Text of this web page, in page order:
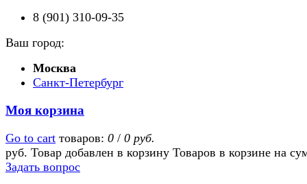
8 (901) 310-09-35
Ваш город:
Москва
Санкт-Петербург
Моя корзина
Go to cart товаров: 0 / 0 руб.
руб. Товар добавлен в корзину Товаров в корзине на
Задать вопрос